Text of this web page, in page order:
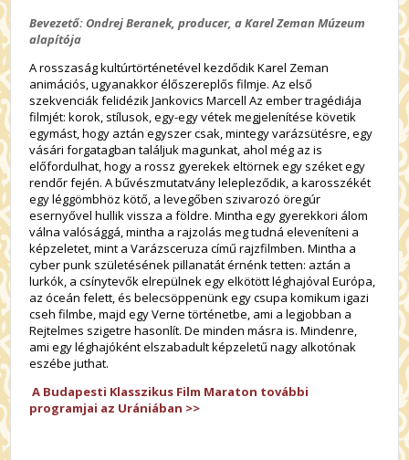
Bevezető: Ondrej Beranek, producer, a Karel Zeman Múzeum
alapítója
A rosszaság kultúrtörténetével kezdődik Karel Zeman
animációs, ugyanakkor élőszereplős filmje. Az első
szekvenciák felidézik Jankovics Marcell Az ember tragédiája
filmjét: korok, stílusok, egy-egy vétek megjelenítése követik
egymást, hogy aztán egyszer csak, mintegy varázsütésre, egy
vásári forgatagban találjuk magunkat, ahol még az is
előfordulhat, hogy a rossz gyerekek eltörnek egy széket egy
rendőr fején. A bűvészmutatvány lelepleződik, a karosszékét
egy léggömbhöz kötő, a levegőben szivarozó öregúr
esernyővel hullik vissza a földre. Mintha egy gyerekkori álom
válna valósággá, mintha a rajzolás meg tudná eleveníteni a
képzeletet, mint a Varázsceruza című rajzfilmben. Mintha a
cyber punk születésének pillanatát érnénk tetten: aztán a
lurkók, a csínytevők elrepülnek egy elkötött léghajóval Európa,
az óceán felett, és belecsöppenünk egy csupa komikum igazi
cseh filmbe, majd egy Verne történetbe, ami a legjobban a
Rejtelmes szigetre hasonlít. De minden másra is. Mindenre,
ami egy léghajóként elszabadult képzeletű nagy alkotónak
eszébe juthat.
A Budapesti Klasszikus Film Maraton további
programjai az Urániában >>